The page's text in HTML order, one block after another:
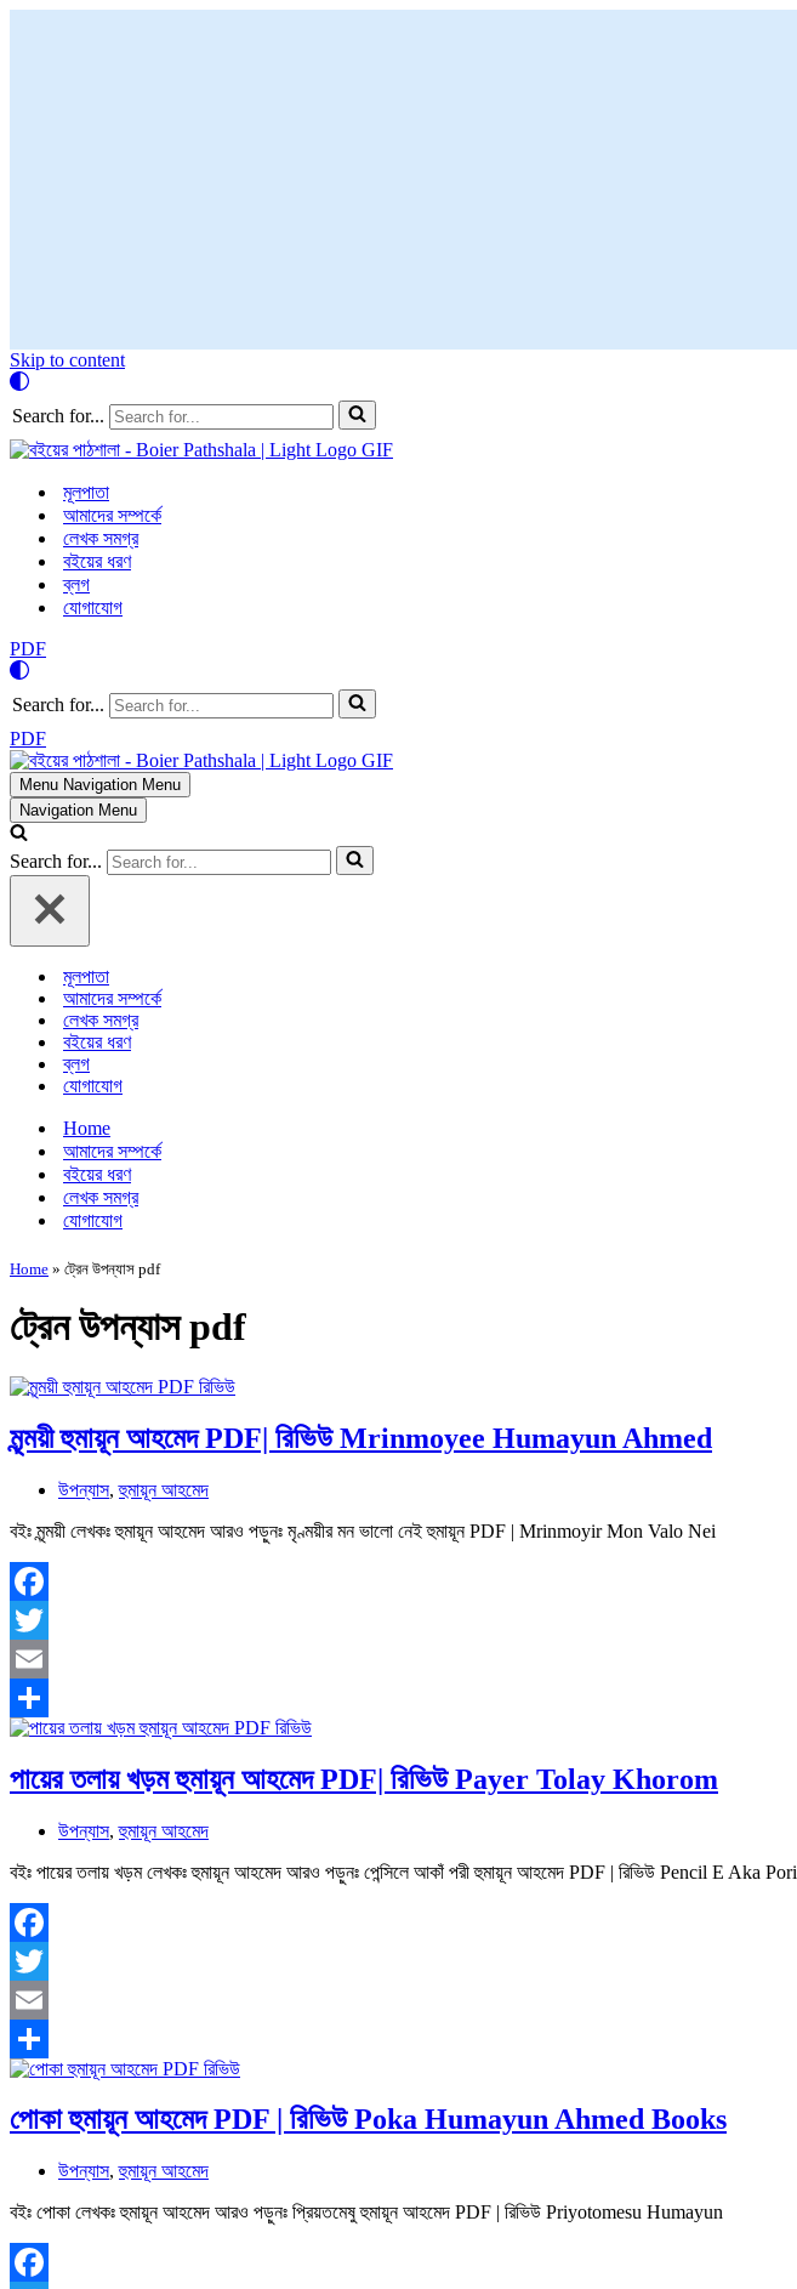
Skip to content
Search for...
মূলপাতা
আমাদের সম্পর্কে
লেখক সমগ্র
বইয়ের ধরণ
ব্লগ
যোগাযোগ
PDF
Search for...
PDF
Menu Navigation Menu
Navigation Menu
Search for...
মূলপাতা
আমাদের সম্পর্কে
লেখক সমগ্র
বইয়ের ধরণ
ব্লগ
যোগাযোগ
Home
আমাদের সম্পর্কে
বইয়ের ধরণ
লেখক সমগ্র
যোগাযোগ
Home » ট্রেন উপন্যাস pdf
ট্রেন উপন্যাস pdf
মৃন্ময়ী হুমায়ূন আহমেদ PDF| রিভিউ Mrinmoyee Humayun Ahmed
উপন্যাস,হুমায়ূন আহমেদ
বইঃ মৃন্ময়ী লেখকঃ হুমায়ূন আহমেদ আরও পড়ুনঃ মৃণ্ময়ীর মন ভালো নেই হুমায়ূন PDF | Mrinmoyir Mon Valo Nei
Facebook
Twitter
Email
Share
পায়ের তলায় খড়ম হুমায়ূন আহমেদ PDF| রিভিউ Payer Tolay Khorom
উপন্যাস,হুমায়ূন আহমেদ
বইঃ পায়ের তলায় খড়ম লেখকঃ হুমায়ূন আহমেদ আরও পড়ুনঃ পেন্সিলে আকাঁ পরী হুমায়ূন আহমেদ PDF | রিভিউ Pencil E Aka Pori
Facebook
Twitter
Email
Share
পোকা হুমায়ূন আহমেদ PDF | রিভিউ Poka Humayun Ahmed Books
উপন্যাস,হুমায়ূন আহমেদ
বইঃ পোকা লেখকঃ হুমায়ূন আহমেদ আরও পড়ুনঃ প্রিয়তমেষু হুমায়ূন আহমেদ PDF | রিভিউ Priyotomesu Humayun